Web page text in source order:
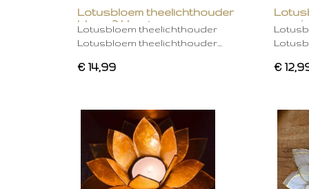
Lotusbloem theelichthouder
blauw 2 kleurig
Lotusbloem theelichthouder
Lotusbloem theelichthouder…
€ 14,99 €